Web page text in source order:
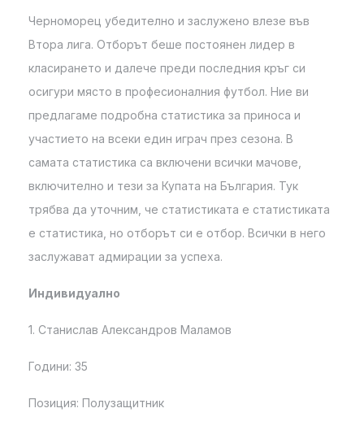
Черноморец убедително и заслужено влезе във
Втора лига. Отборът беше постоянен лидер в
класирането и далече преди последния кръг си
осигури място в професионалния футбол. Ние ви
предлагаме подробна статистика за приноса и
участието на всеки един играч през сезона. В
самата статистика са включени всички мачове,
включително и тези за Купата на България. Тук
трябва да уточним, че статистиката е статистиката
е статистика, но отборът си е отбор. Всички в него
заслужават адмирации за успеха.
Индивидуално
1. Станислав Александров Маламов
Години: 35
Позиция: Полузащитник